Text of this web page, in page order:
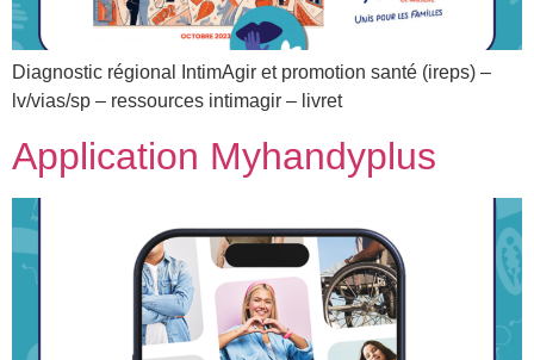
Diagnostic régional IntimAgir et promotion santé (ireps) –
lv/vias/sp – ressources intimagir – livret
Application Myhandyplus